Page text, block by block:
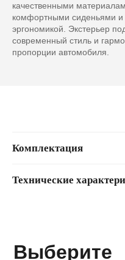
качественными
комфортными сиденьями и
эргономикой. Экстерьер
современный стиль и
пропорции автомобиля.
Комплектация
Технические
Выберите
6 лет
Lynk & Co 10
от 5 950 000 ₽